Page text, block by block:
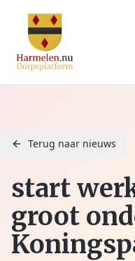
Terug naar nieuws
start
groot